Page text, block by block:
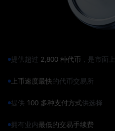
提供超过 2,800 种代币 ，是市面
上币速度最快的代币交易所
提供 100 多种支付方式供选择
拥有业内最低的交易手续费